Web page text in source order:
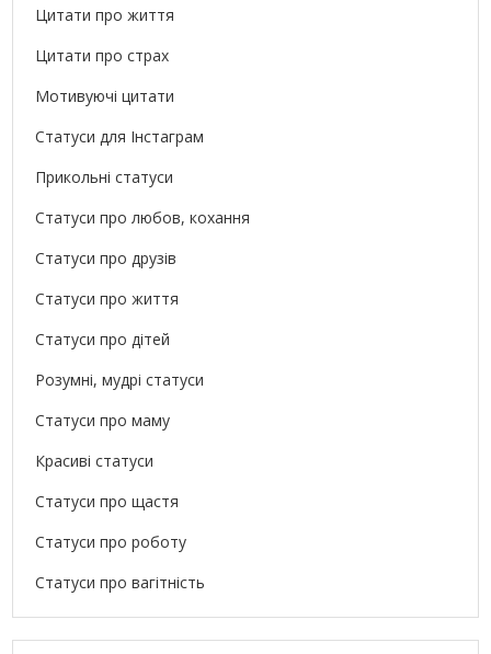
Цитати про життя
Цитати про страх
Мотивуючі цитати
Статуси для Інстаграм
Прикольні статуси
Статуси про любов, кохання
Статуси про друзів
Статуси про життя
Статуси про дітей
Розумні, мудрі статуси
Статуси про маму
Красиві статуси
Статуси про щастя
Статуси про роботу
Статуси про вагітність